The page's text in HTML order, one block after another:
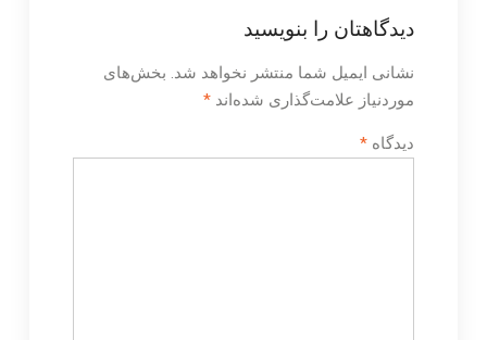
دیدگاهتان را بنویسید
نشانی ایمیل شما منتشر نخواهد شد. بخش‌های
موردنیاز علامت‌گذاری شده‌اند *
دیدگاه *